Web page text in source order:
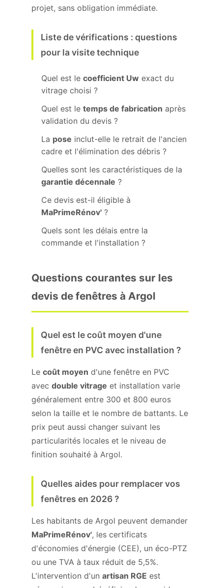
projet, sans obligation immédiate.
Liste de vérifications : questions
pour la visite technique
Quel est le coefficient Uw exact du
vitrage choisi ?
Quel est le temps de fabrication après
validation du devis ?
La pose inclut-elle le retrait de l'ancien
cadre et l'élimination des débris ?
Quelles sont les caractéristiques de la
garantie décennale ?
Ce devis est-il éligible à
MaPrimeRénov' ?
Quels sont les délais entre la
commande et l'installation ?
Questions courantes sur les
devis de fenêtres à Argol
Quel est le coût moyen d'une
fenêtre en PVC avec installation ?
Le coût moyen d'une fenêtre en PVC
avec double vitrage et installation varie
généralement entre 300 et 800 euros
selon la taille et le nombre de battants. Le
prix peut aussi changer suivant les
particularités locales et le niveau de
finition souhaité à Argol.
Quelles aides pour remplacer vos
fenêtres en 2026 ?
Les habitants de Argol peuvent demander
MaPrimeRénov', les certificats
d'économies d'énergie (CEE), un éco-PTZ
ou une TVA à taux réduit de 5,5%.
L'intervention d'un artisan RGE est